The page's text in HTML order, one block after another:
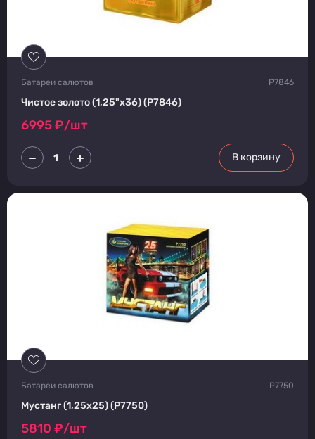
Батареи салютов Р7846
Чистое золото (1,25"х36) (Р7846)
6995₽/шт
В корзину
Батареи салютов Р7750
Мустанг (1,25х25) (Р7750)
5810 ₽/шт